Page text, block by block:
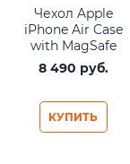
Чехол Apple
iPhone Air Case
with MagSafe
Frost
8 490 руб.
КУПИТЬ